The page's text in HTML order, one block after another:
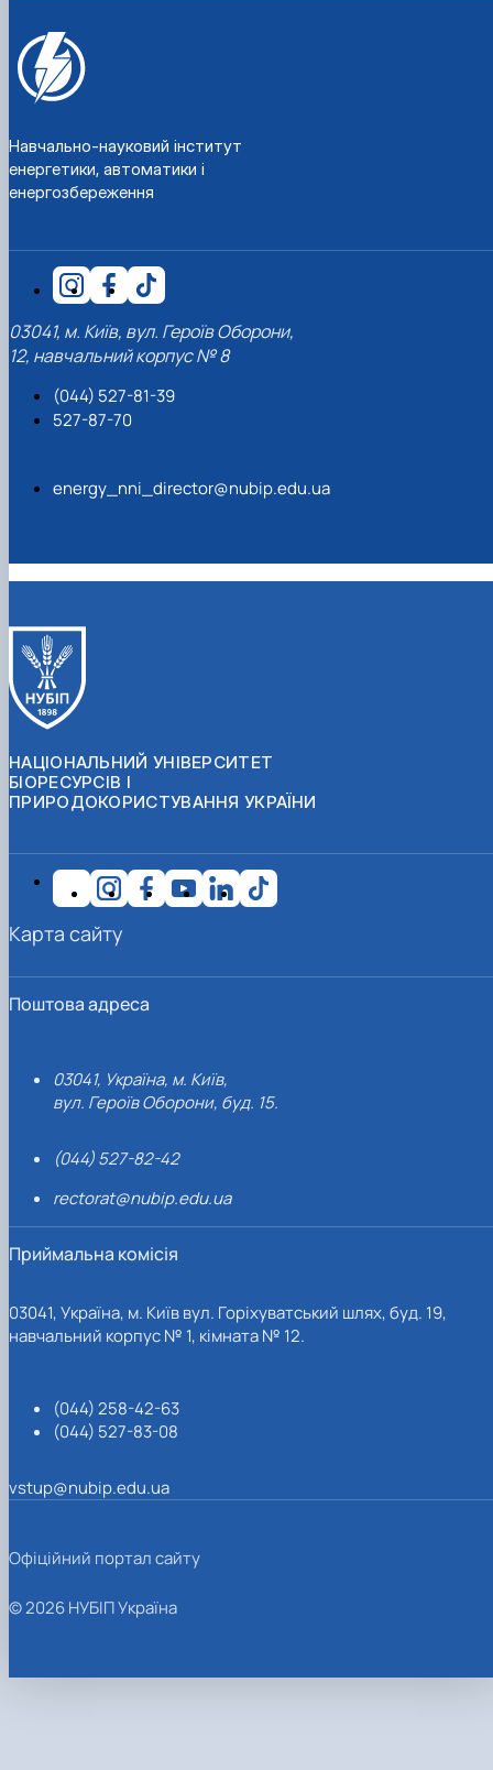
Навчально-науковий інститут
енергетики, автоматики і
енергозбереження
03041, м. Київ, вул. Героїв Оборони,
12, навчальний корпус № 8
(044) 527-81-39
527-87-70
energy_nni_director@nubip.edu.ua
НАЦІОНАЛЬНИЙ УНІВЕРСИТЕТ
БІОРЕСУРСІВ І
ПРИРОДОКОРИСТУВАННЯ УКРАЇНИ
Поштова адреса
03041, Україна, м. Київ,
вул. Героїв Оборони, буд. 15.
(044) 527-82-42
rectorat@nubip.edu.ua
Приймальна комісія
03041, Україна, м. Київ вул. Горіхуватський шлях, буд. 19,
навчальний корпус № 1, кімната № 12.
(044) 258-42-63
(044) 527-83-08
vstup@nubip.edu.ua
Карта сайту
Офіційний портал сайту
© 2026 НУБІП Україна